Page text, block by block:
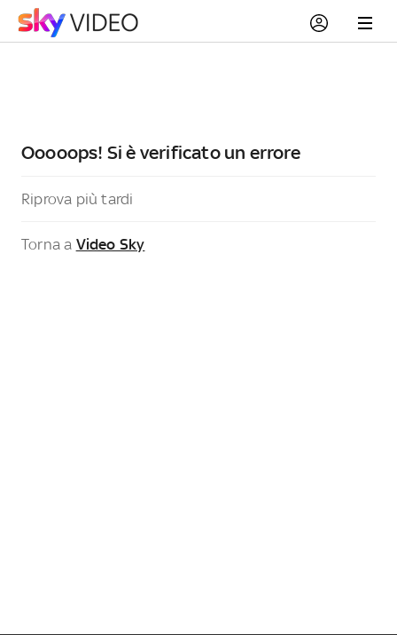
Ooooops! Si è verificato un errore
Riprova più tardi
Torna a Video Sky